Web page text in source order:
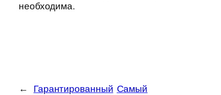
необходима.
←
Гарантированный Самый